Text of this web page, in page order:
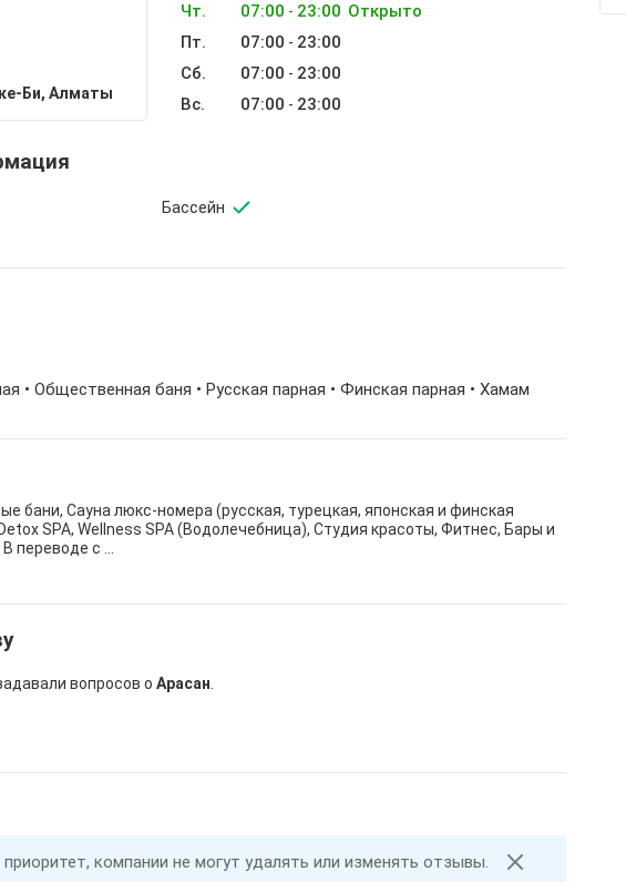
Би, Алматы
Чт.
07:00 - 23:00 Открыто
Пт.
07:00 - 23:00
Сб.
07:00 - 23:00
Вс.
07:00 - 23:00
Бассейн
• Общественная баня • Русская парная • Финская парная • Хамам
бани, Сауна люкс-номера (русская, турецкая, японская и финская
SPA, Wellness SPA (Водолечебница), Студия красоты, Фитнес, Бары и
переводе с ...
вопросов о Арасан
компании не могут удалять или изменять отзывы.